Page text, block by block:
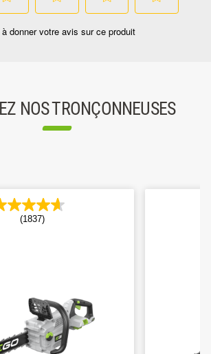
NOS TRONÇONNEUSES
(1837)